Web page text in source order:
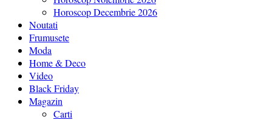
Horoscop Decembrie 2026
Noutati
Frumusete
Moda
Home & Deco
Video
Black Friday
Magazin
Carti